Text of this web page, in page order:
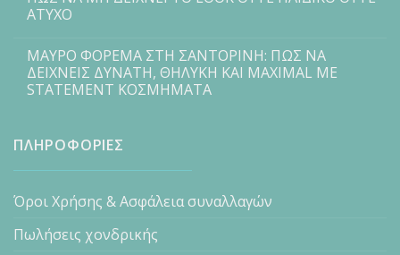
ΑΤΥΧΟ
ΜΑΥΡΟ ΦΟΡΕΜΑ ΣΤΗ ΣΑΝΤΟΡΙΝΗ: ΠΩΣ ΝΑ
ΔΕΙΧΝΕΙΣ ΔΥΝΑΤΗ, ΘΗΛΥΚΗ ΚΑΙ MAXIMAL ΜΕ
STATEMENT ΚΟΣΜΗΜΑΤΑ
ΠΛΗΡΟΦΟΡΙΕΣ
Όροι Χρήσης & Ασφάλεια συναλλαγών
Πωλήσεις χονδρικής